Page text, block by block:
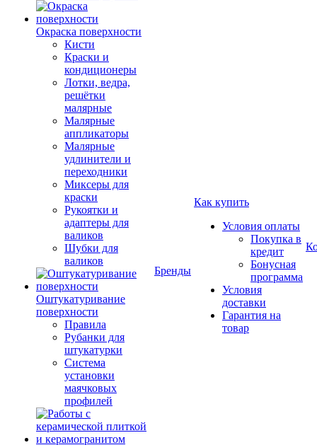
Окраска поверхности
Кисти
Краски и
кондиционеры
Лотки, ведра,
решётки
малярные
Малярные
аппликаторы
Малярные
удлинители и
переходники
Миксеры для
краски
Рукоятки и
адаптеры для
валиков
Шубки для
валиков
Оштукатуривание
поверхности
Правила
Рубанки для
штукатурки
Система
установки
маячковых
профилей
Бренды
Как купить
Условия оплаты
Покупка в
кредит
Бонусная
программа
Условия
доставки
Гарантия на
товар